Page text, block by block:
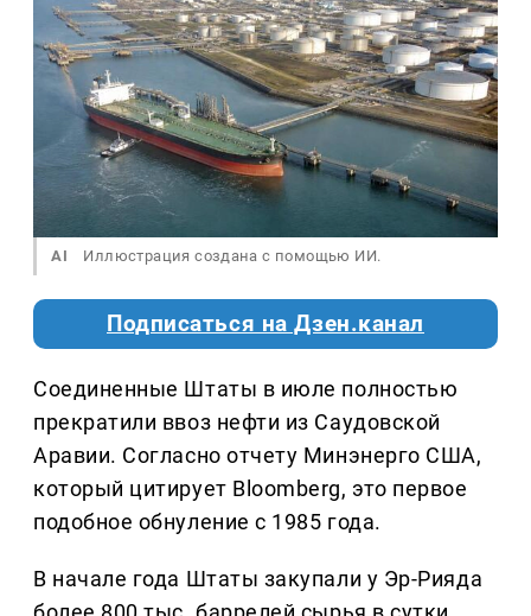
AI Иллюстрация создана с помощью ИИ.
Подписаться на Дзен.канал
Соединенные Штаты в июле полностью
прекратили ввоз нефти из Саудовской
Аравии. Согласно отчету Минэнерго США,
который цитирует Bloomberg, это первое
подобное обнуление с 1985 года.
В начале года Штаты закупали у Эр-Рияда